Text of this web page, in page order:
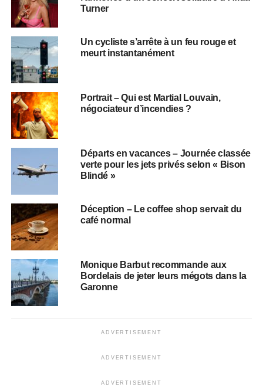
Turner
Un cycliste s’arrête à un feu rouge et
meurt instantanément
Portrait – Qui est Martial Louvain,
négociateur d’incendies ?
Départs en vacances – Journée classée
verte pour les jets privés selon « Bison
Blindé »
Déception – Le coffee shop servait du
café normal
Monique Barbut recommande aux
Bordelais de jeter leurs mégots dans la
Garonne
ADVERTISEMENT
ADVERTISEMENT
ADVERTISEMENT